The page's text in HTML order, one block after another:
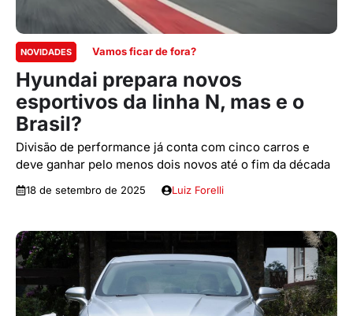
NOVIDADES Vamos ficar de fora?
Hyundai prepara novos
esportivos da linha N, mas e o
Brasil?
Divisão de performance já conta com cinco carros e
deve ganhar pelo menos dois novos até o fim da década
18 de setembro de 2025 Luiz Forelli